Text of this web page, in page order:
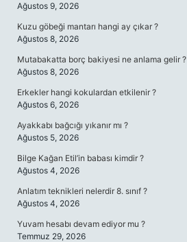
Ağustos 9, 2026
Kuzu göbeği mantarı hangi ay çıkar ?
Ağustos 8, 2026
Mutabakatta borç bakiyesi ne anlama gelir ?
Ağustos 8, 2026
Erkekler hangi kokulardan etkilenir ?
Ağustos 6, 2026
Ayakkabı bağcığı yıkanır mı ?
Ağustos 5, 2026
Bilge Kağan Etil’in babası kimdir ?
Ağustos 4, 2026
Anlatım teknikleri nelerdir 8. sınıf ?
Ağustos 4, 2026
Yuvam hesabı devam ediyor mu ?
Temmuz 29, 2026